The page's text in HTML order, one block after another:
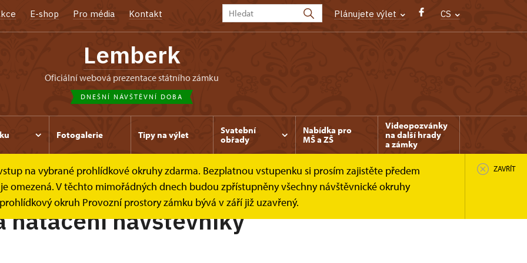
E-shop Pro média Kontakt Plánujete výlet CS
Lemberk
oficiální webová prezentace státního zámku
DNEŠNÍ NÁVŠTĚVNÍ DOBA
Fotogalerie Tipy na výlet
Svatební
obřady
Nabídka pro
MŠ a ZŠ
Videopozvánky
na další hrady
a zámky
na vybrané prohlídkové okruhy zdarma. Bezplatnou vstupenku si prosím zajistěte předem
omezená. V těchto mimořádných dnech budou zpřístupněny všechny návštěvnické okruhy
okruh Provozní prostory zámku bývá v září již uzavřený.
ZAVŘÍT
a natáčení
natáčení návštěvníky